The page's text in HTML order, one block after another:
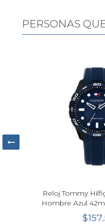
PERSONAS
Reloj Tommy
Hombre Azul